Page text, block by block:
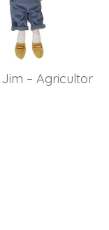
– Agricultor